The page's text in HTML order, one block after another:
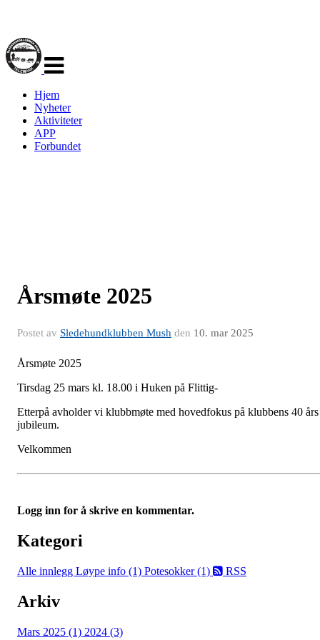
navigasjon
Hjem
Nyheter
Aktiviteter
APP
Forbundet
Årsmøte 2025
Postet av Sledehundklubben Mush den 10. mar 2025
Årsmøte 2025
Tirsdag 25 mars kl. 18.00 i Huken på Flittig-
Etterpå avholder vi klubbmøte med hovedfokus på klubbens 40 års
jubileum.
Velkommen
Logg inn for å skrive en kommentar.
Kategori
Alle innlegg Løype info (1) Potesokker (1) RSS
Arkiv
Mars 2025 (1) 2024 (3)